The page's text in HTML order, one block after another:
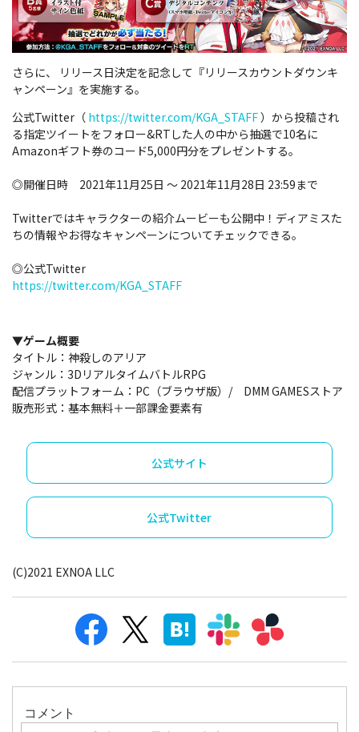
さらに、 リリース日決定を記念して『リリースカウントダウンキ
ャンペーン』を実施する。
公式Twitter（ https://twitter.com/KGA_STAFF）から投稿され
る指定ツイートをフォロー&RTした人の中から抽選で10名に
Amazonギフト券のコード5,000円分をプレゼントする。
◎開催日時 2021年11月25日 ～ 2021年11月28日 23:59まで
Twitterではキャラクターの紹介ムービーも公開中！ディアミスた
ちの情報やお得なキャンペーンについてチェックできる。
◎公式Twitter
https://twitter.com/KGA_STAFF
▼ゲーム概要
タイトル：神殺しのアリア
ジャンル：3DリアルタイムバトルRPG
配信プラットフォーム：PC（ブラウザ版）/ DMM GAMESストア
販売形式：基本無料＋一部課金要素有
公式サイト
公式Twitter
(C)2021 EXNOA LLC